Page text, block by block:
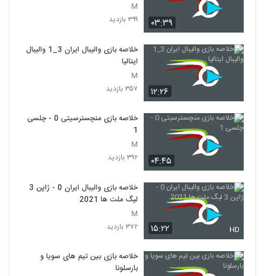
۰۳:۳۹
M
۳۹۹ بازدید
۱۲:۲۶
خلاصه بازی والیبال ایران 3_1 والیبال
ایتالیا
M
۳۵۷ بازدید
۰۴:۴۵
خلاصه بازی منچسترسیتی 0 - چلسی
1
M
۳۹۲ بازدید
۱۵:۲۲ HD
خلاصه بازی والیبال ایران 0 - ژاپن 3
لیگ ملت ها 2021
M
۳۷۲ بازدید
خلاصه بازی بین تیم های سویا و
بارسلونا